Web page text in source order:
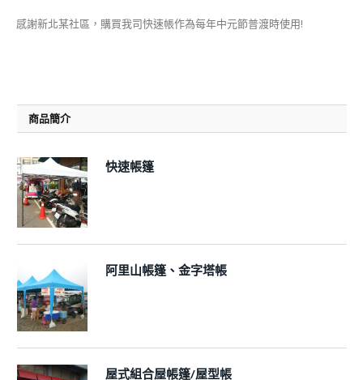
感謝新北某社區，購買我司快速帳作為每年中元節普渡時使用!
商品簡介
快速帳篷
阿里山帳篷、金字塔帳
屋式組合屋帳篷/屋型帳